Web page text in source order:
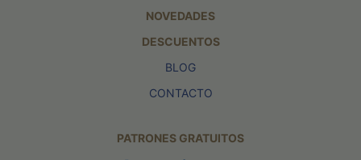
NOVEDADES
DESCUENTOS
BLOG
CONTACTO
PATRONES GRATUITOS